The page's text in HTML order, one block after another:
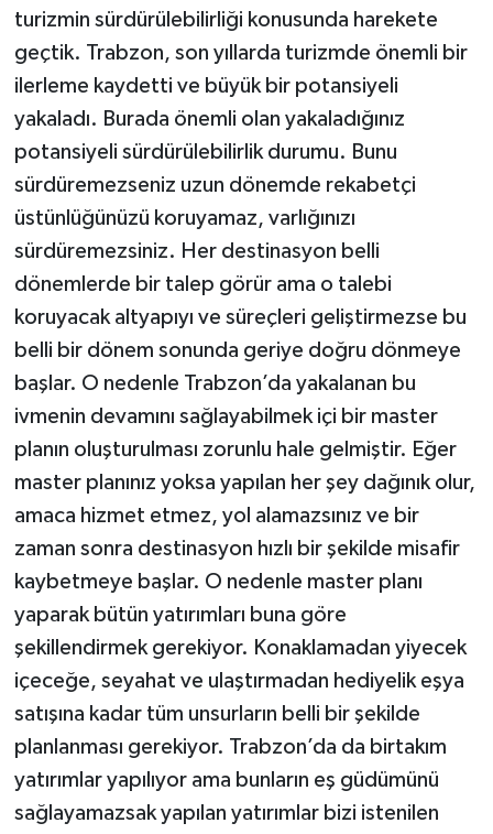
turizmin sürdürülebilirliği konusunda harekete
geçtik. Trabzon, son yıllarda turizmde önemli bir
ilerleme kaydetti ve büyük bir potansiyeli
yakaladı. Burada önemli olan yakaladığınız
potansiyeli sürdürülebilirlik durumu. Bunu
sürdüremezseniz uzun dönemde rekabetçi
üstünlüğünüzü koruyamaz, varlığınızı
sürdüremezsiniz. Her destinasyon belli
dönemlerde bir talep görür ama o talebi
koruyacak altyapıyı ve süreçleri geliştirmezse bu
belli bir dönem sonunda geriye doğru dönmeye
başlar. O nedenle Trabzon’da yakalanan bu
ivmenin devamını sağlayabilmek içi bir master
planın oluşturulması zorunlu hale gelmiştir. Eğer
master planınız yoksa yapılan her şey dağınık olur,
amaca hizmet etmez, yol alamazsınız ve bir
zaman sonra destinasyon hızlı bir şekilde misafir
kaybetmeye başlar. O nedenle master planı
yaparak bütün yatırımları buna göre
şekillendirmek gerekiyor. Konaklamadan yiyecek
içeceğe, seyahat ve ulaştırmadan hediyelik eşya
satışına kadar tüm unsurların belli bir şekilde
planlanması gerekiyor. Trabzon’da da birtakım
yatırımlar yapılıyor ama bunların eş güdümünü
sağlayamazsak yapılan yatırımlar bizi istenilen